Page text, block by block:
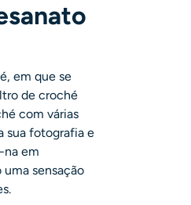
em que se
de croché
com várias
sua fotografia e
na em
sensação